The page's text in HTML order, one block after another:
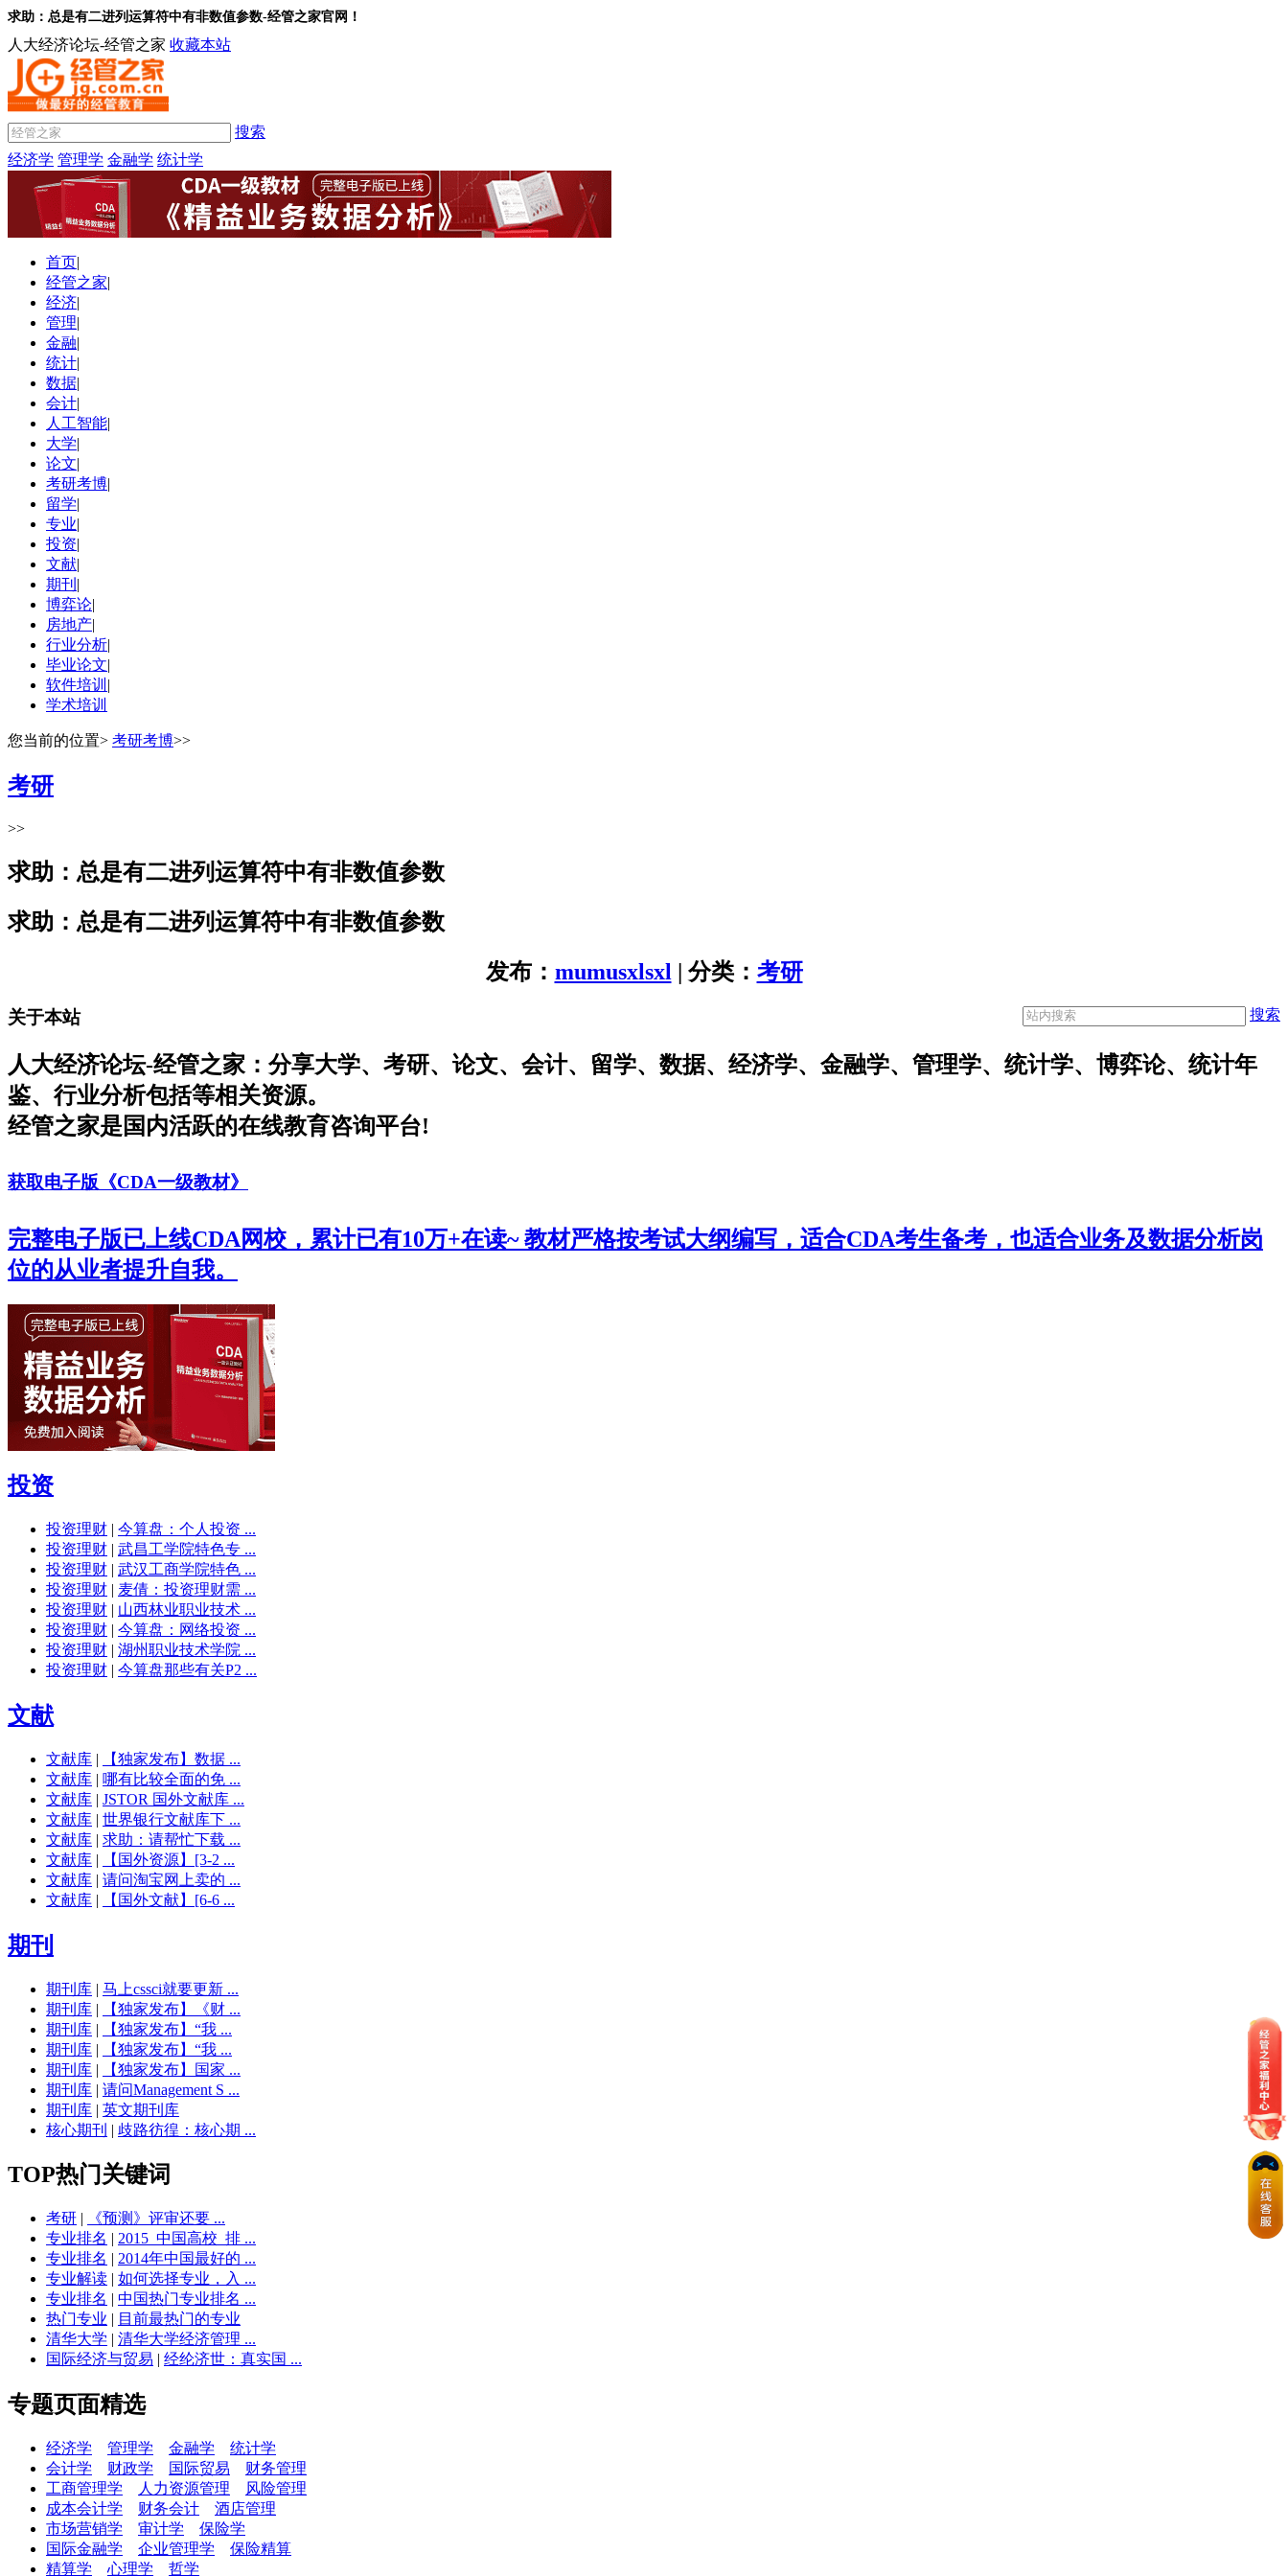
求助：总是有二进列运算符中有非数值参数-经管之家官网！
人大经济论坛-经管之家 收藏本站
搜索
经济学 管理学 金融学 统计学
首页|
经管之家|
经济|
管理|
金融|
统计|
数据|
会计|
人工智能|
大学|
论文|
考研考博|
留学|
专业|
投资|
文献|
期刊 |
博弈论|
房地产|
行业分析|
毕业论文|
软件培训 |
学术培训
您当前的位置> 考研考博>>
考研
>>
求助：总是有二进列运算符中有非数值参数
求助：总是有二进列运算符中有非数值参数
发布： mumusxlsxl | 分类： 考研
搜索
关于本站
人大经济论坛-经管之家：分享大学、考研、论文、会计、留学、数据、经济学、金融学、管理学、统计学、博弈论、统计年
鉴、行业分析包括等相关资源。
经管之家是国内活跃的在线教育咨询平台!
获取电子版《CDA一级教材》
完整电子版已上线CDA网校，累计已有10万+在读~ 教材严格按考试大纲编写，适合CDA考生备考，也适合业务及数据分析岗
位的从业者提升自我。
投资
投资理财 | 今算盘：个人投资 ...
投资理财 | 武昌工学院特色专 ...
投资理财 | 武汉工商学院特色 ...
投资理财 | 麦倩：投资理财需 ...
投资理财 | 山西林业职业技术 ...
投资理财 | 今算盘：网络投资 ...
投资理财 | 湖州职业技术学院 ...
投资理财 | 今算盘那些有关P2 ...
文献
文献库 |
【独家发布】数据 ...
文献库 | 哪有比较全面的免 ...
文献库 | JSTOR 国外文献库 ...
文献库 | 世界银行文献库下 ...
文献库 | 求助：请帮忙下载 ...
文献库 |
【国外资源】[3-2 ...
文献库 | 请问淘宝网上卖的 ...
文献库 | 【国外文献】[6-6 ...
期刊
期刊库 | 马上cssci就要更新 ...
期刊库 |
【独家发布】《财 ...
期刊库 |
【独家发布】“我 ...
期刊库 |
【独家发布】“我 ...
期刊库 |
【独家发布】国家 ...
期刊库 | 请问Management S ...
期刊库 | 英文期刊库
核心期刊 | 歧路彷徨：核心期 ...
TOP热门关键词
考研 |
《预测》评审还要 ...
专业排名 | 2015_中国高校_排 ...
专业排名 | 2014年中国最好的 ...
专业解读 | 如何选择专业，入 ...
专业排名 | 中国热门专业排名 ...
热门专业 | 目前最热门的专业
清华大学 | 清华大学经济管理 ...
国际经济与贸易 | 经纶济世：真实国 ...
专题页面精选
经济学 管理学 金融学
统计学
会计学
财政学 国际贸易
财务管理
工商管理学
人力资源管理
风险管理
成本会计学
财务会计
酒店管理
市场营销学
审计学
保险学
国际金融学
企业管理学
保险精算
精算学
心理学 哲学